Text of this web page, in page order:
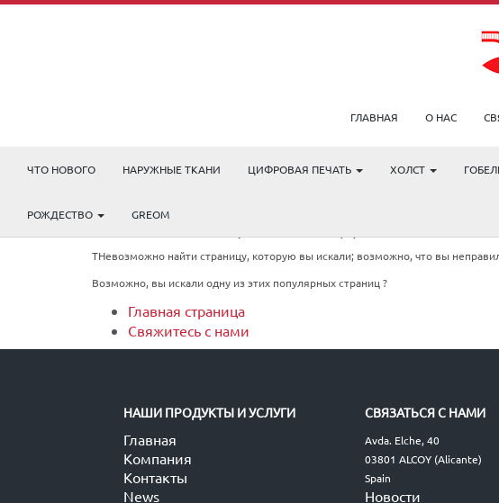
ГЛАВНАЯ О НАС
ЧТО НОВОГО НАРУЖНЫЕ ТКАНИ ЦИФРОВАЯ ПЕЧАТЬ ХОЛСТ
РОЖДЕСТВО GREOM
404: СТРАНИЦА НЕ НАЙДЕНА!
TНевозможно найти страницу, которую вы искали; возможно, что вы
Возможно, вы искали одну из этих популярных страниц ?
Главная страница
Свяжитесь с нами
НАШИ ПРОДУКТЫ И УСЛУГИ
Главная
Компания
Контакты
News
СВЯЗАТЬСЯ С НАМИ
Avda. Elche, 40
03801 ALCOY (Alicante)
Spain
Новости